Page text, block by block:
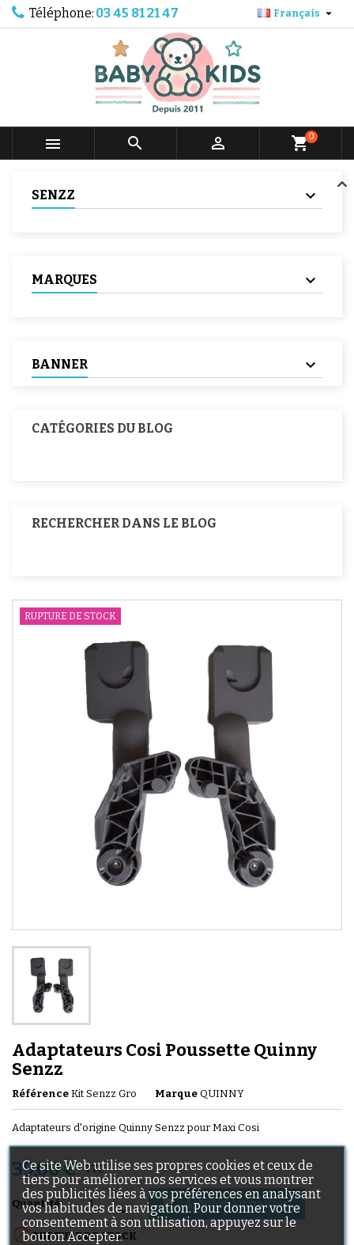
Téléphone: 03 45 81 21 47 Français 
   shopping_cart0
SENZZ
MARQUES
BANNER
CATÉGORIES DU BLOG
RECHERCHER DANS LE BLOG
RUPTURE DE STOCK
Adaptateurs Cosi Poussette Quinny
Senzz
Référence Kit Senzz Gro Marque QUINNY
Adaptateurs d'origine Quinny Senzz pour Maxi Cosi
39,00 € TTC
Quantité  Ajouter au panier
RUPTURE DE STOCK
Ce site Web utilise ses propres cookies et ceux de
tiers pour améliorer nos services et vous montrer
des publicités liées à vos préférences en analysant
vos habitudes de navigation. Pour donner votre
consentement à son utilisation, appuyez sur le
bouton Accepter.